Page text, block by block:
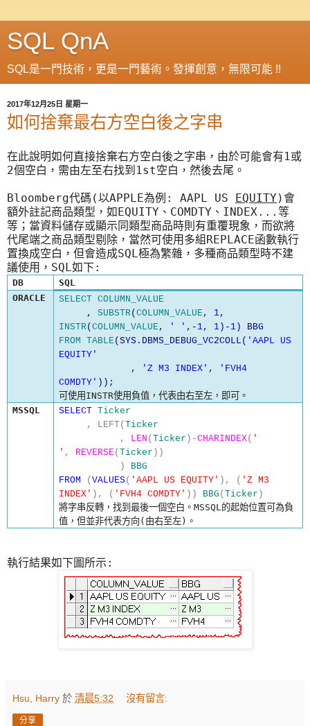
SQL QnA
SQL是一門技術，更是一門藝術。發揮創意，無限可能 !!
2017年12月25日 星期一
如何捨棄最右方空白後之字串
在此說明如何直接捨棄右方空白後之字串，由於可能會有1 或
2個空白，需由左至右找到 1st空白，然後去尾。
Bloomberg代碼 (以APPLE為例 : AAPL US EQUITY )會
額外註記商品類型，如EQUITY 、 COMDTY 、 INDEX... 等
等；當資料儲存或顯示同類型商品時則有重覆現象，而欲將
代尾端之商品類型剔除，當然可使用多組REPLACE函數執行
置換成空白，但會造成SQL 極為繁雜，多種商品類型時不建
議使用， SQL 如下:
DB
SQL
ORACLE
SELECT COLUMN_VALUE
,SUBSTR(COLUMN_VALUE, 1,
INSTR(COLUMN_VALUE, ' ' ,- 1, 1 )- 1 ) BBG
FROM
TABLE(SYS.DBMS_DEBUG_VC2COLL( 'AAPL US
EQUITY'
,
'Z M3 INDEX' ,
'FVH4
COMDTY' ));
可使用 INSTR使用負值，代表由右至左，即可。
MSSQL
SELECT Ticker
,
LEFT(Ticker
,
LEN (Ticker )-CHARINDEX( '
' , REVERSE(Ticker ))
)
BBG
FROM
(VALUES( 'AAPL US EQUITY' ), ( 'Z M3
INDEX' ), ( 'FVH4 COMDTY' )) BBG (Ticker )
將字串反轉，找到最後一個空白。MSSQL 的起始位置可為負
值，但並非代表方向 ( 由右至左 ) 。
執行結果如下圖所示 :
Hsu, Harry 於 清晨5:32 沒有留言:
分享